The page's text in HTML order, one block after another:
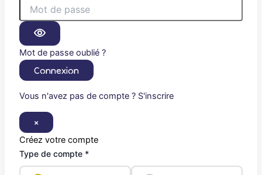
Mot de passe oublié ?
Connexion
Vous n'avez pas de compte ? S'inscrire
×
Créez votre compte
Type de compte *